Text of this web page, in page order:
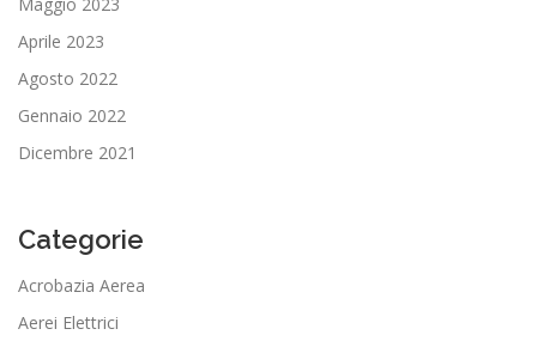
Maggio 2023
Aprile 2023
Agosto 2022
Gennaio 2022
Dicembre 2021
Categorie
Acrobazia Aerea
Aerei Elettrici